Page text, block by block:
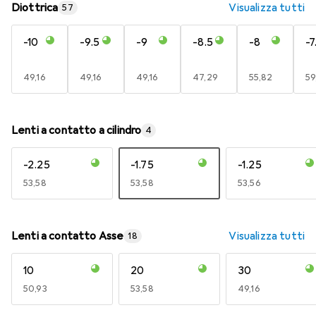
Diottrica 57 Visualizza tutti
-10
EUR
49,16
-9.5
EUR
49,16
-9
EUR
49,16
-8.5
EUR
47,29
-8
EUR
55,82
-
Lenti a contatto a cilindro 4
-2.25
EUR
53,58
-1.75
EUR
53,58
-1.25
EUR
53,56
Lenti a contatto Asse 18 Visualizza tutti
10
EUR
50,93
20
EUR
53,58
30
EUR
49,16